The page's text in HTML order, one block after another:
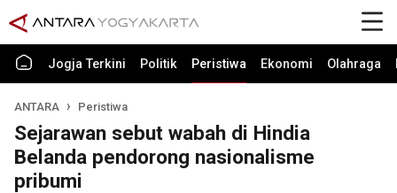
Jogja Terkini Politik Peristiwa Ekonomi Olahraga
ANTARA Peristiwa
Sejarawan sebut wabah di Hindia
Belanda pendorong nasionalisme
pribumi